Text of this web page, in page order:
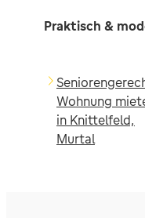
Praktisch &
Wohnung
in Knittelfeld,
Murtal